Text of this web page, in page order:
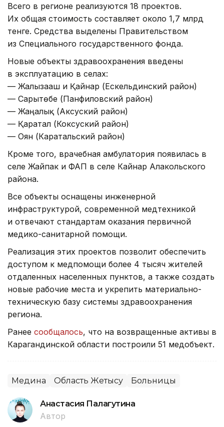
Всего в регионе реализуются 18 проектов.
Их общая стоимость составляет около 1,7 млрд
тенге. Средства выделены Правительством
из Специального государственного фонда.
Новые объекты здравоохранения введены
в эксплуатацию в селах:
— Жалғызағаш и Қайнар (Ескельдинский район)
— Сарытөбе (Панфиловский район)
— Жаңалық (Аксуский район)
— Қаратал (Коксуский район)
— Оян (Каратальский район)
Кроме того, врачебная амбулатория появилась в
селе Жайпак и ФАП в селе Кайнар Алакольского
района.
Все объекты оснащены инженерной
инфраструктурой, современной медтехникой
и отвечают стандартам оказания первичной
медико-санитарной помощи.
Реализация этих проектов позволит обеспечить
доступом к медпомощи более 4 тысяч жителей
отдаленных населенных пунктов, а также создать
новые рабочие места и укрепить материально-
техническую базу системы здравоохранения
региона.
Ранее сообщалось, что на возвращенные активы в
Карагандинской области построили 51 медобъект.
Медина Область Жетысу Больницы
Анастасия Палагутина
Автор